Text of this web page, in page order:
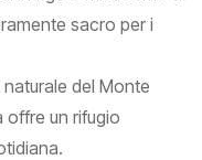
sacro per i
del Monte
offre un rifugio